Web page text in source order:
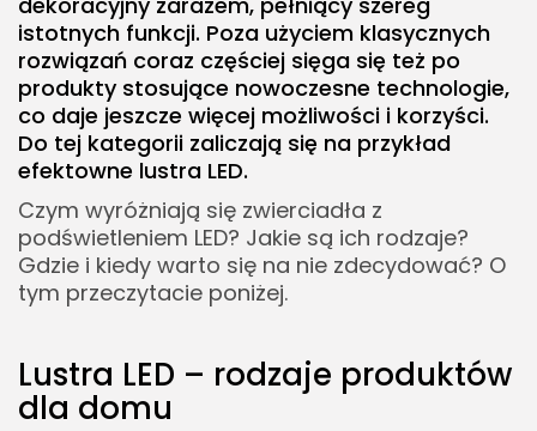
Zoologia/Rolnictwo/Leśnictwo
24 Artykułów
istotnych funkcji. Poza użyciem klasycznych
rozwiązań coraz częściej sięga się też po
produkty stosujące nowoczesne technologie,
co daje jeszcze więcej możliwości i korzyści.
Do tej kategorii zaliczają się na przykład
efektowne lustra LED.
Czym wyróżniają się zwierciadła z
podświetleniem LED? Jakie są ich rodzaje?
Gdzie i kiedy warto się na nie zdecydować? O
tym przeczytacie poniżej.
Lustra LED – rodzaje produktów
dla domu